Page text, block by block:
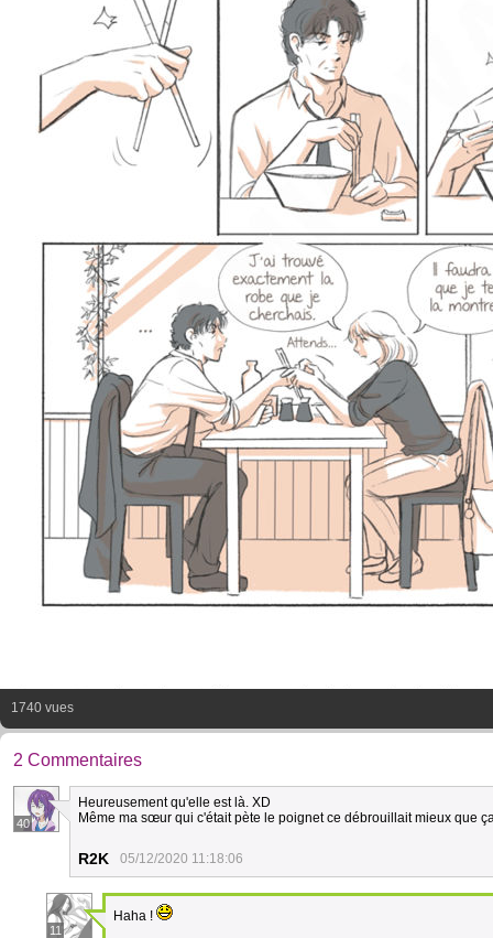
1740 vues
2 Commentaires
40
Heureusement qu'elle est là. XD
Même ma sœur qui c'était pète le poignet ce débrouillait mieux que
R2K 05/12/2020 11:18:06
11
Haha !